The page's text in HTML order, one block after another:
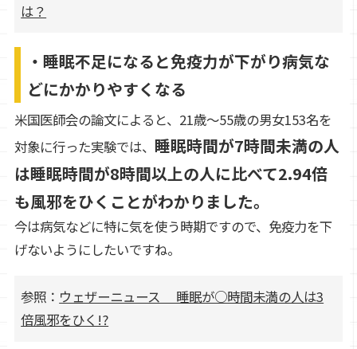
は？
・睡眠不足になると免疫力が下がり病気な
どにかかりやすくなる
米国医師会の論文によると、21歳～55歳の男女153名を
対象に行った実験では、 睡眠時間が7時間未満の人
は睡眠時間が8時間以上の人に比べて2.94倍
も風邪をひくことがわかりました。
今は病気などに特に気を使う時期ですので、免疫力を下
げないようにしたいですね。
参照： ウェザーニュース 睡眠が○時間未満の人は3
倍風邪をひく!?